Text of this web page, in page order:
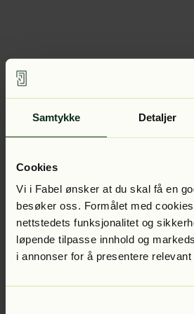
Samtykke Detaljer
Cookies
Vi i Fabel ønsker at du skal få en
besøker oss. Formålet med
nettstedets funksjonalitet og
løpende tilpasse innhold og
i annonser for å presentere relevant